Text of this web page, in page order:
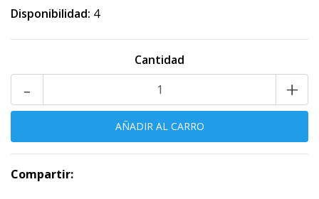
Disponibilidad: 4
Cantidad
+
-
Compartir: